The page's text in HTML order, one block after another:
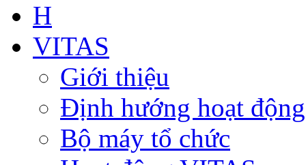
H
VITAS
Giới thiệu
Định hướng hoạt động
Bộ máy tổ chức